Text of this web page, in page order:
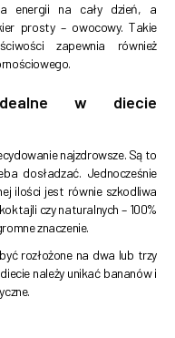
energii na cały dzień, a
prosty – owocowy. Takie
zapewnia również
w diecie
najzdrowsze. Są to
dosładzać. Jednocześnie
ilości jest równie szkodliwa
czy naturalnych – 100%
znaczenie.
rozłożone na dwa lub trzy
należy unikać bananów i